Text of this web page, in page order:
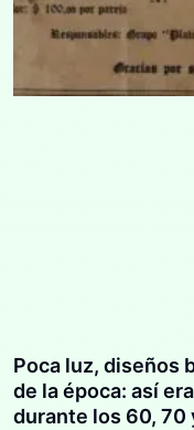
Poca luz, diseños
de la época: así
durante los 60, 70